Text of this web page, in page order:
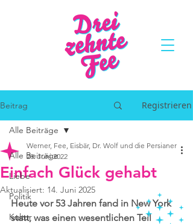
Beitrag Registrieren
Alle Beiträge
Liebe
Politik
Kultur
Alle Beiträge
Einfach Glück gehabt
Werner, Fee, Eisbär, Dr. Wolf und die Persianer
28. Juni 2022
Aktualisiert: 14. Juni 2025
Heute vor 53 Jahren fand in New York
statt, was einen wesentlichen Teil